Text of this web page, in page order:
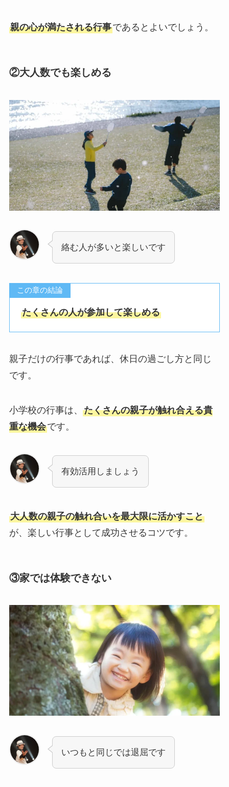
親の心が満たされる行事であるとよいでしょう。
②大人数でも楽しめる
絡む人が多いと楽しいです
この章の結論
たくさんの人が参加して楽しめる
親子だけの行事であれば、休日の過ごし方と同じ
です。
小学校の行事は、 たくさんの親子が触れ合える貴
重な機会です。
有効活用しましょう
大人数の親子の触れ合いを最大限に活かすこと
が、楽しい行事として成功させるコツです。
③家では体験できない
いつもと同じでは退屈です